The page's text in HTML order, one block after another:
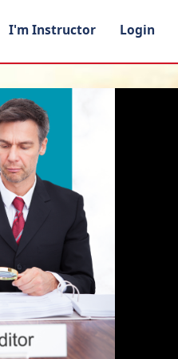
I'm Instructor Login